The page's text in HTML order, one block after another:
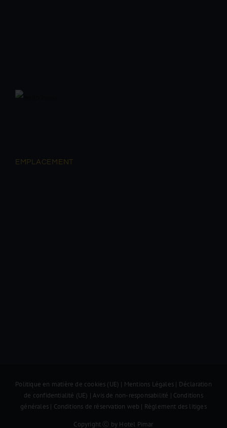
EMPLACEMENT
Politique en matière de cookies (UE) | Mentions Légales | Déclaration
de confidentialité (UE) |Avis de non-responsabilité | Conditions
générales| Conditions de réservation web | Règlement des litiges
Copyright Ⓒ by Hotel Pimar